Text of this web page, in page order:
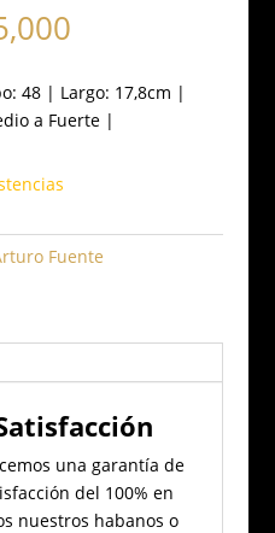
48 | Largo: 17,8cm |
a Fuerte |
Fuente
una garantía de
del 100% en
nuestros habanos o